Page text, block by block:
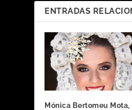
ENTRADAS
Mónica Bertomeu Mota,